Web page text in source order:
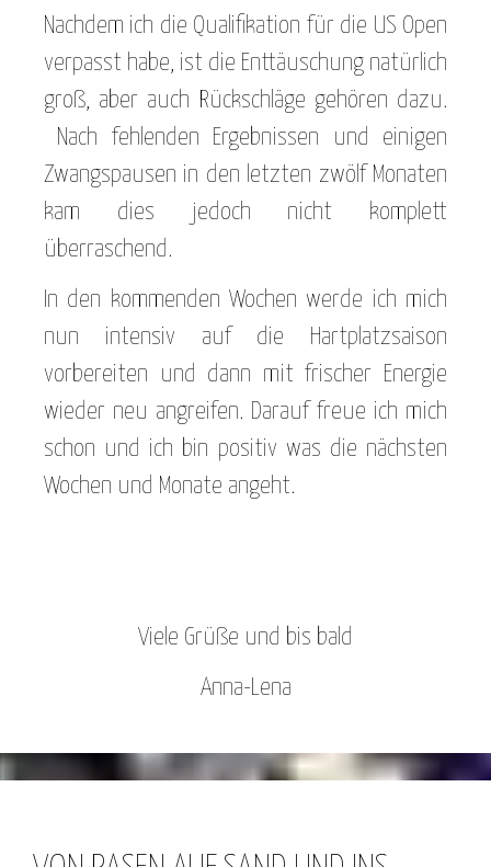
Nachdem ich die Qualifikation für die US Open
verpasst habe, ist die Enttäuschung natürlich
groß, aber auch Rückschläge gehören dazu.
Nach fehlenden Ergebnissen und einigen
Zwangspausen in den letzten zwölf Monaten
kam dies jedoch nicht komplett
überraschend.
In den kommenden Wochen werde ich mich
nun intensiv auf die Hartplatzsaison
vorbereiten und dann mit frischer Energie
wieder neu angreifen. Darauf freue ich mich
schon und ich bin positiv was die nächsten
Wochen und Monate angeht.
Viele Grüße und bis bald
Anna-Lena